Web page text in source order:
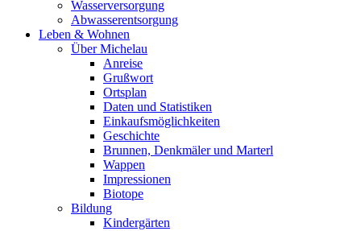
Wasserversorgung
Abwasserentsorgung
Leben & Wohnen
Über Michelau
Anreise
Grußwort
Ortsplan
Daten und Statistiken
Einkaufsmöglichkeiten
Geschichte
Brunnen, Denkmäler und Marterl
Wappen
Impressionen
Biotope
Bildung
Kindergärten